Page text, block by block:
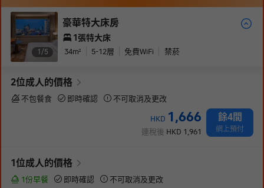
1/5
豪華特大床房
1張特大床
34m² 5-12層 免費WiFi 禁菸
2位成人 的價格
不包餐食 即時確認 不可取消及更改
HKD 1,666
連稅後 HKD 1,961
餘4間
網上預付
1位成人 的價格
1份早餐 即時確認
不可取消及更改